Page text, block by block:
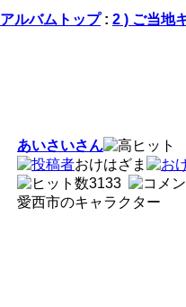
アルバムトップ: 2 ) ご当地
あいさいさん
おけはざま
3133
愛西市のキャラクター